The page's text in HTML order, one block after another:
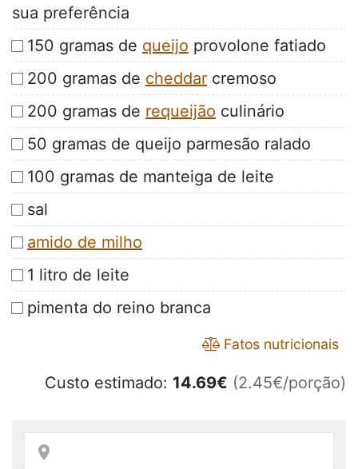
sua preferência
150 gramas de queijo provolone fatiado
200 gramas de cheddar cremoso
200 gramas de requeijão culinário
50 gramas de queijo parmesão ralado
100 gramas de manteiga de leite
sal
amido de milho
1 litro de leite
pimenta do reino branca
Fatos nutricionais
Custo estimado: 14.69€ (2.45€/porção)